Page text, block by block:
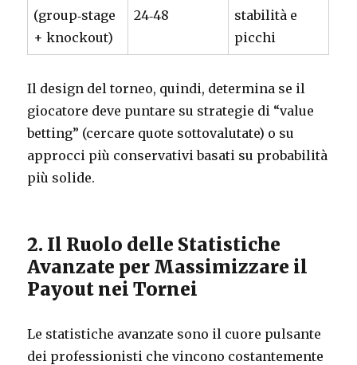
(group‑stage
+ knockout)
24‑48
stabilità e
picchi
Il design del torneo, quindi, determina se il
giocatore deve puntare su strategie di “value
betting” (cercare quote sottovalutate) o su
approcci più conservativi basati su probabilità
più solide.
2. Il Ruolo delle Statistiche
Avanzate per Massimizzare il
Payout nei Tornei
Le statistiche avanzate sono il cuore pulsante
dei professionisti che vincono costantemente